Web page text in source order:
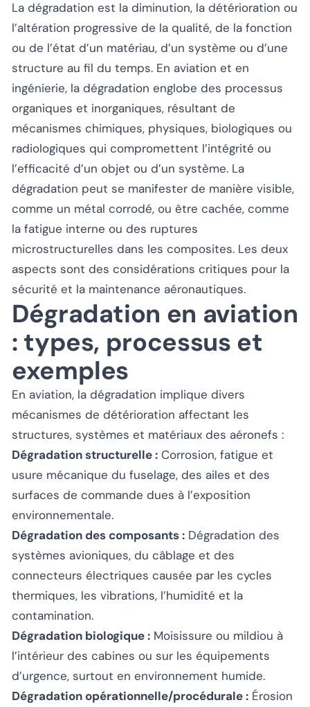
La dégradation est la diminution, la détérioration ou
l’altération progressive de la qualité, de la fonction
ou de l’état d’un matériau, d’un système ou d’une
structure au fil du temps. En aviation et en
ingénierie, la dégradation englobe des processus
organiques et inorganiques, résultant de
mécanismes chimiques, physiques, biologiques ou
radiologiques qui compromettent l’intégrité ou
l’efficacité d’un objet ou d’un système. La
dégradation peut se manifester de manière visible,
comme un métal corrodé, ou être cachée, comme
la fatigue interne ou des ruptures
microstructurelles dans les composites. Les deux
aspects sont des considérations critiques pour la
sécurité et la maintenance aéronautiques.
Dégradation en aviation
: types, processus et
exemples
En aviation, la dégradation implique divers
mécanismes de détérioration affectant les
structures, systèmes et matériaux des aéronefs :
Dégradation structurelle : Corrosion, fatigue et
usure mécanique du fuselage, des ailes et des
surfaces de commande dues à l’exposition
environnementale.
Dégradation des composants : Dégradation des
systèmes avioniques, du câblage et des
connecteurs électriques causée par les cycles
thermiques, les vibrations, l’humidité et la
contamination.
Dégradation biologique : Moisissure ou mildiou à
l’intérieur des cabines ou sur les équipements
d’urgence, surtout en environnement humide.
Dégradation opérationnelle/procédurale : Érosion